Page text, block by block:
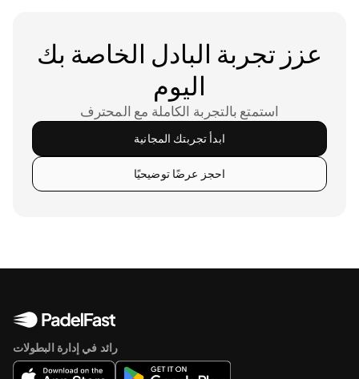
عزز تجربة البادل الخاصة بك
اليوم
استمتع بالتجربة الكاملة مع المحترف
ابدأ تجربتك المجانية
احجز عرضًا توضيحيًا
رائد في إدارة البطولات